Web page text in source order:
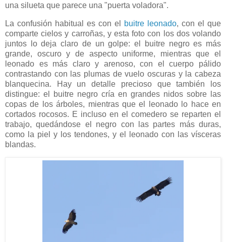
una silueta que parece una "puerta voladora".
La confusión habitual es con el buitre leonado, con el que
comparte cielos y carroñas, y esta foto con los dos volando
juntos lo deja claro de un golpe: el buitre negro es más
grande, oscuro y de aspecto uniforme, mientras que el
leonado es más claro y arenoso, con el cuerpo pálido
contrastando con las plumas de vuelo oscuras y la cabeza
blanquecina. Hay un detalle precioso que también los
distingue: el buitre negro cría en grandes nidos sobre las
copas de los árboles, mientras que el leonado lo hace en
cortados rocosos. E incluso en el comedero se reparten el
trabajo, quedándose el negro con las partes más duras,
como la piel y los tendones, y el leonado con las vísceras
blandas.